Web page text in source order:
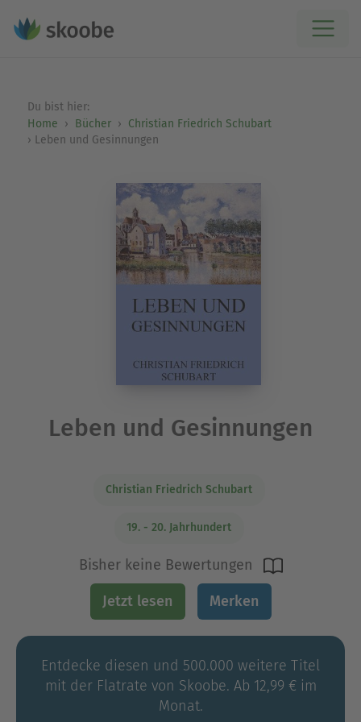
Du bist hier:
Home
Bücher
Christian Friedrich Schubart
Leben und Gesinnungen
Leben und Gesinnungen
Christian Friedrich Schubart
19. - 20. Jahrhundert
Bisher keine Bewertungen
Jetzt lesen Merken
Entdecke diesen und 500.000 weitere Titel
mit der Flatrate von Skoobe. Ab 12,99 € im
Monat.